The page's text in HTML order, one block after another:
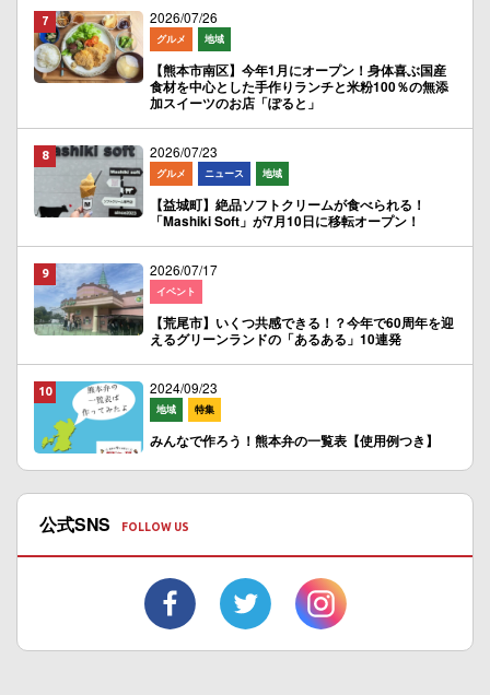
2026/07/26
グルメ 地域
【熊本市南区】今年1月にオープン！身体喜ぶ国産
食材を中心とした手作りランチと米粉100％の無添
加スイーツのお店「ぽると」
2026/07/23
グルメ ニュース 地域
【益城町】絶品ソフトクリームが食べられる！
「Mashiki Soft」が7月10日に移転オープン！
2026/07/17
イベント
【荒尾市】いくつ共感できる！？今年で60周年を迎
えるグリーンランドの「あるある」10連発
2024/09/23
地域 特集
みんなで作ろう！熊本弁の一覧表【使用例つき】
公式SNS